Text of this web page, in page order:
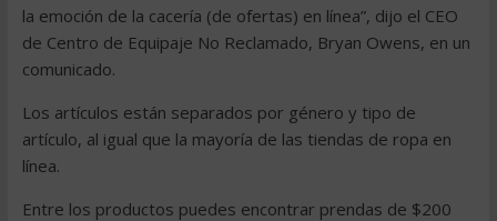
la emoción de la cacería (de ofertas) en línea”, dijo el CEO
de Centro de Equipaje No Reclamado, Bryan Owens, en un
comunicado.
Los artículos están separados por género y tipo de
artículo, al igual que la mayoría de las tiendas de ropa en
línea.
Entre los productos puedes encontrar prendas de $200